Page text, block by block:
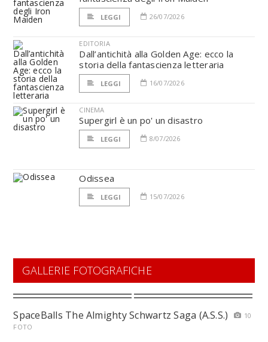
LEGGI 26/07/2026
EDITORIA
Dall’antichità alla Golden Age: ecco la
storia della fantascienza letteraria
LEGGI 16/07/2026
CINEMA
Supergirl è un po' un disastro
LEGGI 8/07/2026
Odissea
LEGGI 15/07/2026
GALLERIE FOTOGRAFICHE
SpaceBalls The Almighty Schwartz Saga (A.S.S.)
10
FOTO